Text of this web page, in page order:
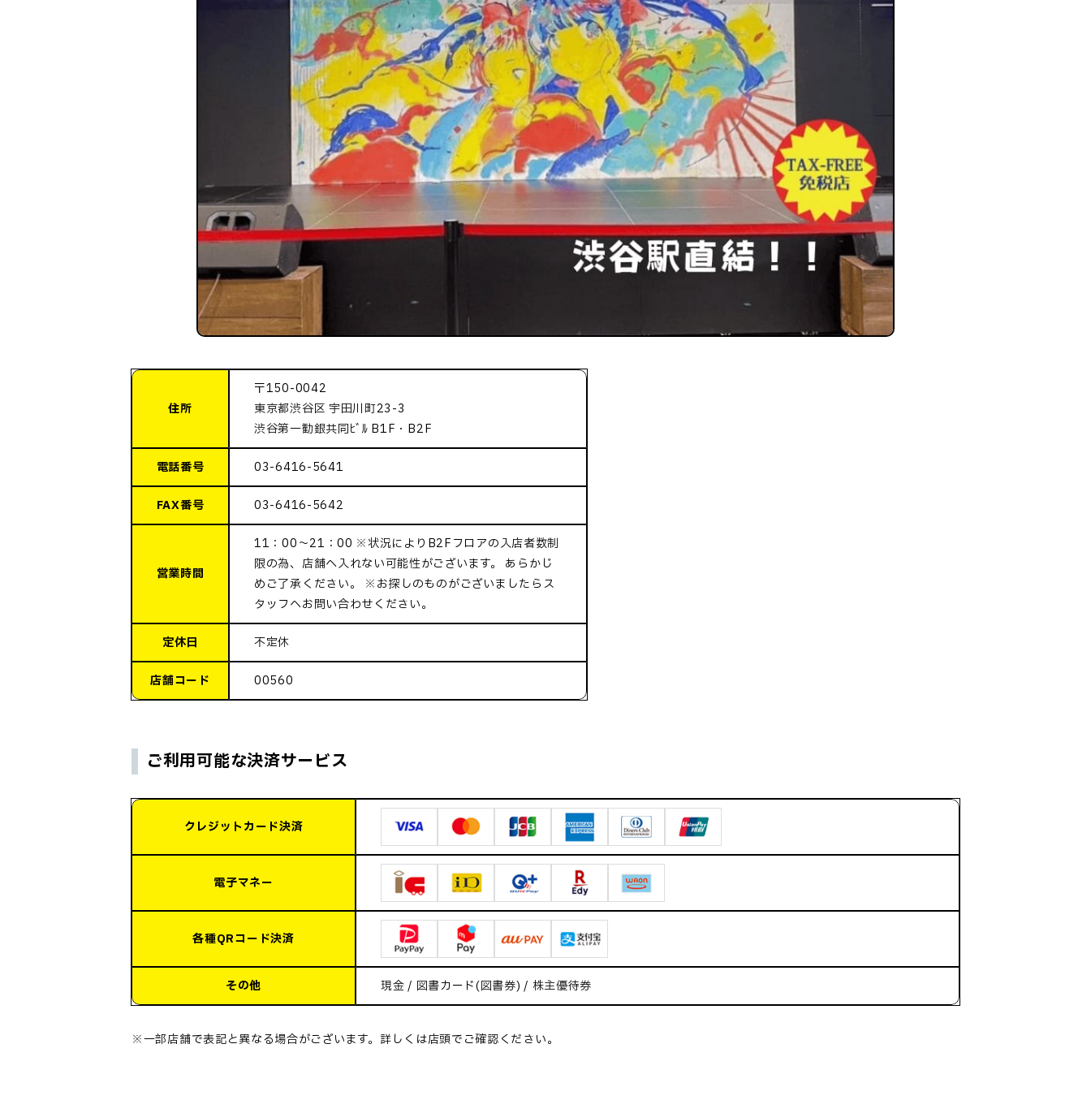
住所
〒150-0042
東京都渋谷区 宇田川町23-3
渋谷第一勧銀共同ﾋﾞﾙ B1F・B2F
電話番号 03-6416-5641
FAX番号 03-6416-5642
営業時間
11：00～21：00 ※状況によりB2Fフロアの入店者数制
限の為、店舗へ入れない可能性がございます。 あらかじ
めご了承ください。 ※お探しのものがございましたらス
タッフへお問い合わせください。
定休日 不定休
店舗コード 00560
ご利用可能な決済サービス
クレジットカード決済
電子マネー
各種QRコード決済
その他 現金 / 図書カード(図書券) / 株主優待券
※一部店舗で表記と異なる場合がございます。詳しくは店頭でご確認ください。